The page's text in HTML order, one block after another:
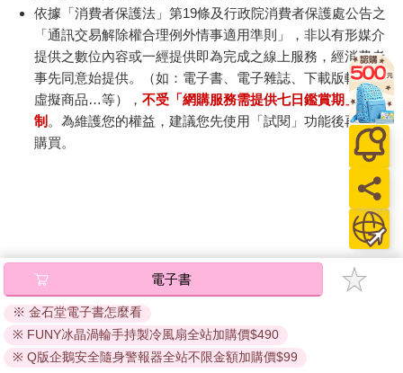
依據「消費者保護法」第19條及行政院消費者保護處公告之
「通訊交易解除權合理例外情事適用準則」，非以有形媒介
提供之數位內容或一經提供即為完成之線上服務，經消費者
事先同意始提供。（如：電子書、電子雜誌、下載版軟體、
虛擬商品…等），不受「網購服務需提供七日鑑賞期」的限
制 。為維護您的權益，建議您先使用「試閱」功能後再付款
購買。
電子書
※ 金石堂電子書怎麼看
※ FUNY冰晶渦輪手持製冷風扇全站加購價$490
※ Q版企鵝安全隨身警報器全站不限金額加購價$99